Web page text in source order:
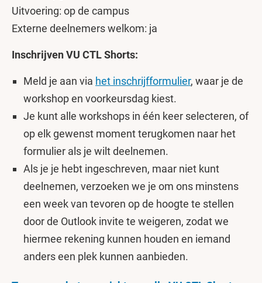
Uitvoering: op de campus
Externe deelnemers welkom: ja
Inschrijven VU CTL Shorts:
Meld je aan via het inschrijfformulier, waar je de
workshop en voorkeursdag kiest.
Je kunt alle workshops in één keer selecteren, of
op elk gewenst moment terugkomen naar het
formulier als je wilt deelnemen.
Als je je hebt ingeschreven, maar niet kunt
deelnemen, verzoeken we je om ons minstens
een week van tevoren op de hoogte te stellen
door de Outlook invite te weigeren, zodat we
hiermee rekening kunnen houden en iemand
anders een plek kunnen aanbieden.